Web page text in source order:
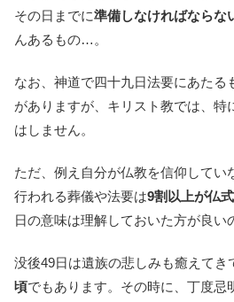
その日までに準備しなければならな
んあるもの…。
なお、神道で四十九日法要にあたる
がありますが、キリスト教では、特
はしません。
ただ、例え自分が仏教を信仰してい
行われる葬儀や法要は9割以上が仏式
日の意味は理解しておいた方が良い
没後49日は遺族の悲しみも癒えてき
頃でもあります。その時に、丁度忌